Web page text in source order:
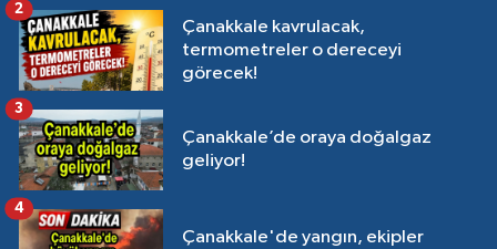
Çanakkale kavrulacak,
termometreler o dereceyi
görecek!
2
Çanakkale’de oraya doğalgaz
geliyor!
3
Çanakkale'de yangın, ekipler
4